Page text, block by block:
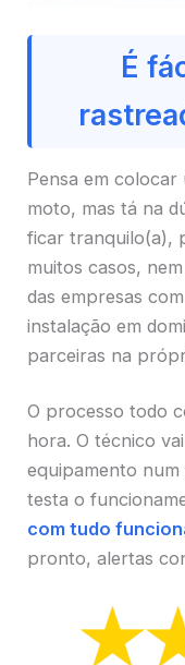
É
Pensa em
moto, mas tá na
ficar tranquilo(a),
muitos casos,
das empresas
instalação em
parceiras na
O processo todo
hora. O técnico
equipamento
testa o
com tudo
pronto, alertas